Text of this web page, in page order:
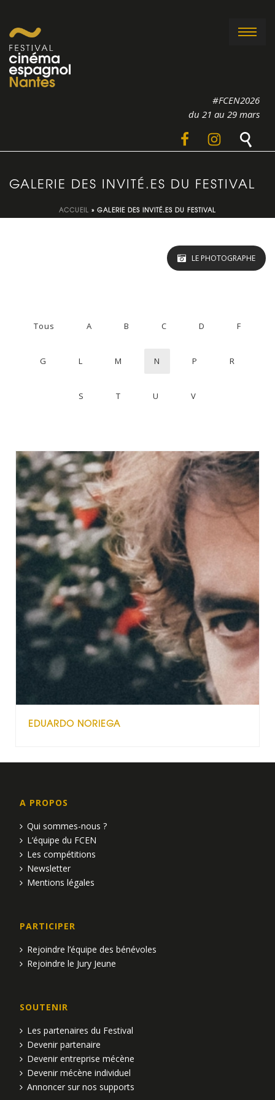
#FCEN2026
du 21 au 29 mars
GALERIE DES INVITÉ.ES DU FESTIVAL
ACCUEIL » GALERIE DES INVITÉ.ES DU FESTIVAL
LE PHOTOGRAPHE
Tous A B C D F
G L M N P R
S T U V
EDUARDO NORIEGA
A PROPOS
Qui sommes-nous ?
L’équipe du FCEN
Les compétitions
Newsletter
Mentions légales
PARTICIPER
Rejoindre l’équipe des bénévoles
Rejoindre le Jury Jeune
SOUTENIR
Les partenaires du Festival
Devenir partenaire
Devenir entreprise mécène
Devenir mécène individuel
Annoncer sur nos supports